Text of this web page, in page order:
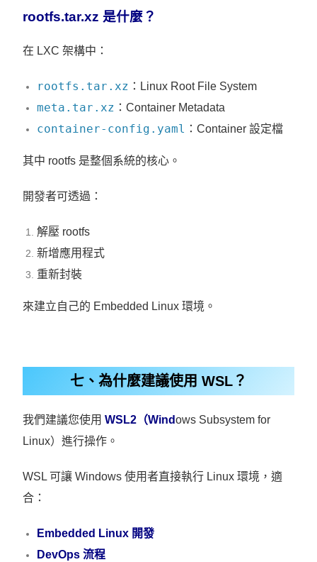
rootfs.tar.xz 是什麼？
在 LXC 架構中：
rootfs.tar.xz ：Linux Root File System
meta.tar.xz ：Container Metadata
container-config.yaml ：Container 設定檔
其中 rootfs 是整個系統的核心。
開發者可透過：
解壓 rootfs
新增應用程式
重新封裝
來建立自己的 Embedded Linux 環境。
七、為什麼建議使用 WSL？
我們建議您使用 WSL2（Windows Subsystem for
Linux）進行操作。
WSL 可讓 Windows 使用者直接執行 Linux 環境，適
合：
Embedded Linux 開發
DevOps 流程